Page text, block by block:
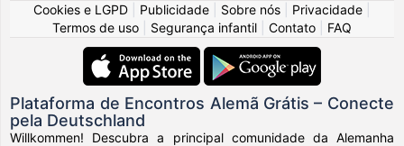
Cookies e LGPD
Publicidade Sobre nós Privacidade
Termos de uso
Segurança infantil Contato FAQ
Plataforma de Encontros Alemã Grátis – Conecte
pela Deutschland
Willkommen! Descubra a principal comunidade da Alemanha